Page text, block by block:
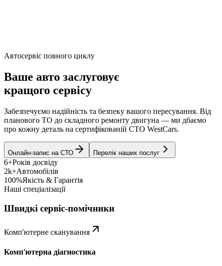
Автосервіс повного циклу
Ваше авто заслуговує
кращого сервісу
Забезпечуємо надійність та безпеку вашого пересування. Від
планового ТО до складного ремонту двигуна — ми дбаємо
про кожну деталь на сертифікованій СТО WestCars.
Онлайн-запис на СТО Перелік наших послуг
6+Років досвіду
2k+Автомобілів
100%Якість & Гарантія
Наші спеціалізації
Швидкі сервіс-помічники
Комп'ютерне сканування
Комп'ютерна діагностика